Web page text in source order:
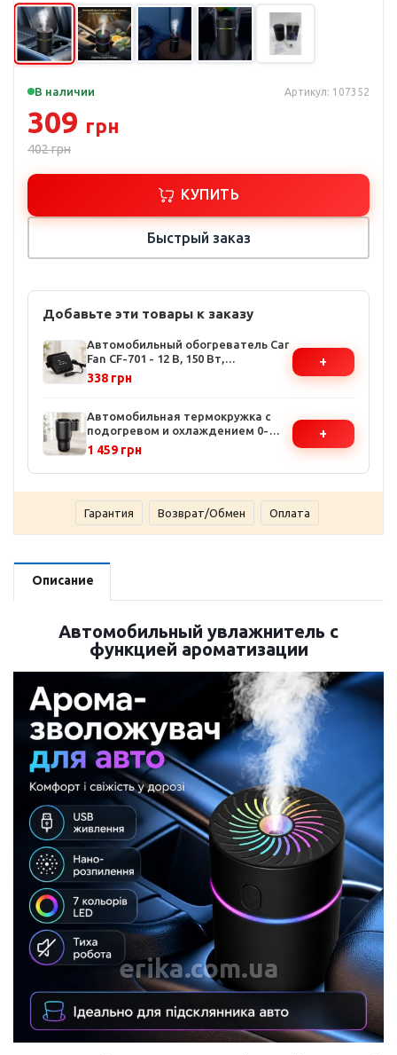
В наличии Артикул: 107352
309 грн
402грн
КУПИТЬ
Быстрый заказ
Добавьте эти товары к заказу
Автомобильный обогреватель Car
Fan CF-701 - 12 В, 150 Вт,
компактный и портативный,
быстрое размораживание стекол
338 грн
+
Автомобильная термокружка с
подогревом и охлаждением 0-
60°C - 12В, мощность 36Вт,
автоматический контроль
температуры
1 459 грн
+
Гарантия Возврат/Обмен Оплата
Описание
Автомобильный увлажнитель с
функцией ароматизации
erika.com.ua